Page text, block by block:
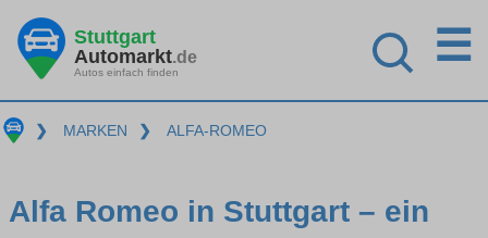
Stuttgart
Automarkt.de
Autos einfach finden
☰
❯ MARKEN ❯ ALFA-ROMEO
Alfa Romeo in Stuttgart – ein